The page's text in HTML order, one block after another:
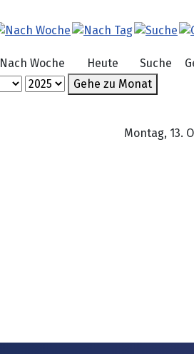
Nach Woche Heute Suche
Gehe zu Monat
Montag, 13.